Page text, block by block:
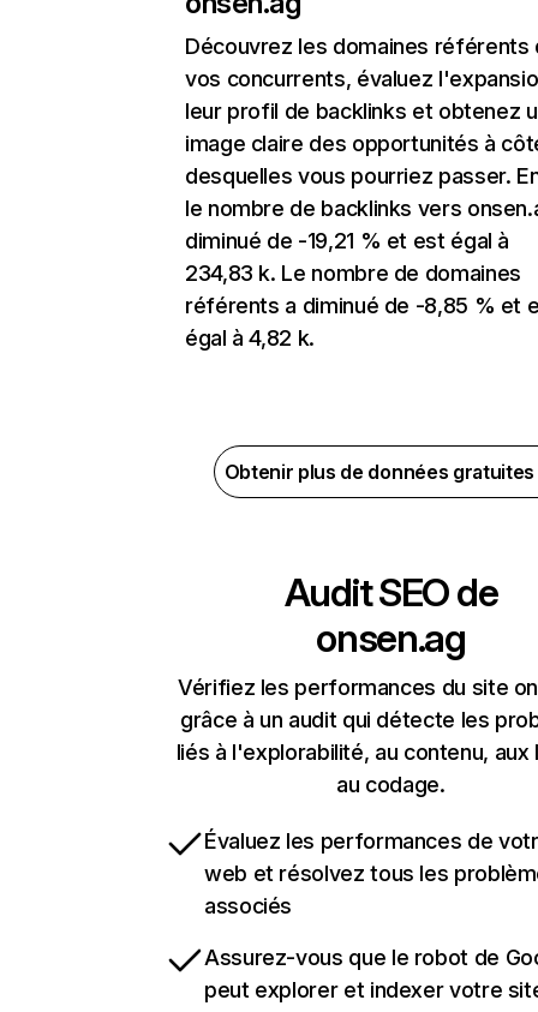
Découvrez les domaines référents
vos concurrents, évaluez
leur profil de backlinks et obtenez
image claire des opportunités à
desquelles vous pourriez passer.
le nombre de backlinks vers
diminué de -19,21 % et est égal à
234,83 k. Le nombre de domaines
référents a diminué de -8,85 % et
égal à 4,82 k.
Obtenir plus de données
Audit SEO de
onsen.ag
Vérifiez les performances du site
grâce à un audit qui détecte les
liés à l'explorabilité, au contenu, aux
au codage.
Évaluez les performances de
web et résolvez tous les
associés
Assurez-vous que le robot de
peut explorer et indexer votre